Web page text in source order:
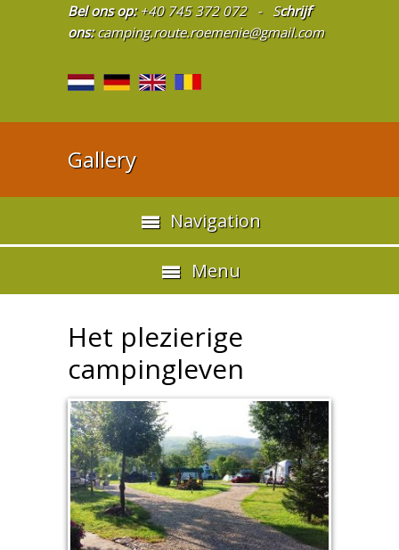
Bel ons op:+40 745 372 072 - Schrijf
ons:camping.route.roemenie@gmail.com
Gallery
Navigation
Menu
Het plezierige
campingleven